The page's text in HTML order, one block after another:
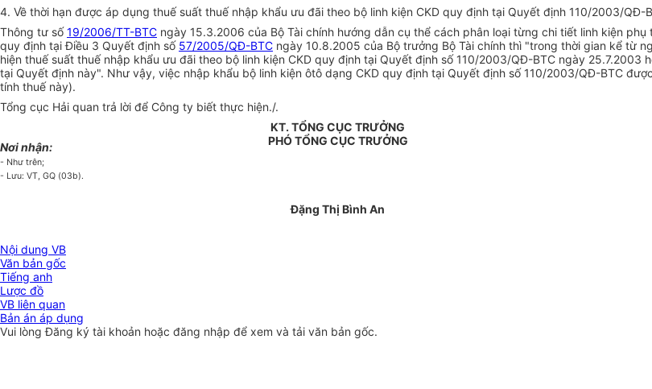
4. Về thời hạn được áp dụng thuế suất thuế nhập khẩu ưu đãi theo bộ linh kiện CKD quy định tại Quyết định 110/2003/QĐ-
Thông tư số19/2006/TT-BTC ngày 15.3.2006 của Bộ Tài chính hướng dẫn cụ thể cách phân loại từng chi tiết linh kiện
quy định tại Điều 3 Quyết định số 57/2005/QĐ-BTC ngày 10.8.2005 của Bộ trưởng Bộ Tài chính thì "trong thời gian kể từ
hiện thuế suất thuế nhập khẩu ưu đãi theo bộ linh kiện CKD quy định tại Quyết định số 110/2003/QĐ-BTC ngày
tại Quyết định này". Như vậy, việc nhập khẩu bộ linh kiện ôtô dạng CKD quy định tại Quyết định số 110/2003/QĐ-BTC
tính thuế này).
Tổng cục Hải quan trả lời để Công ty biết thực hiện./.
Nơi nhận:
- Như trên;
- Lưu: VT, GQ (03b).
KT. TỔNG CỤC TRƯỞNG
PHÓ TỔNG CỤC TRƯỞNG
Đặng Thị Bình An
Nội dung VB
Văn bản gốc
Tiếng anh
Lược đồ
VB liên quan
Bản án áp dụng
Vui lòngĐăng ký tài khoản hoặc đăng nhập để xem và tải văn bản gốc.